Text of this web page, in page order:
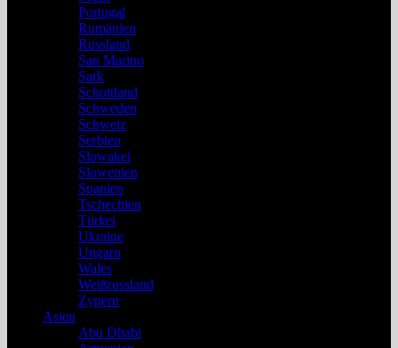
Portugal
Rumänien
Russland
San Marino
Sark
Schottland
Schweden
Schweiz
Serbien
Slowakei
Slowenien
Spanien
Tschechien
Türkei
Ukraine
Ungarn
Wales
Weißrussland
Zypern
Asien
Abu Dhabi